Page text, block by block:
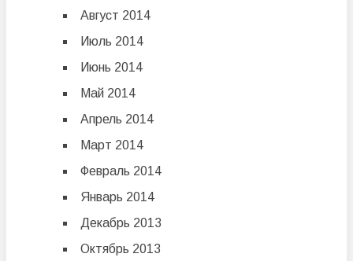
Август 2014
Июль 2014
Июнь 2014
Май 2014
Апрель 2014
Март 2014
Февраль 2014
Январь 2014
Декабрь 2013
Октябрь 2013